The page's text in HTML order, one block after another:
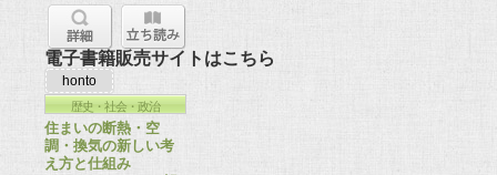
電子書籍販売サイトはこちら
honto
歴史・社会・政治
住まいの断熱・空
調・換気の新しい考
え方と仕組み